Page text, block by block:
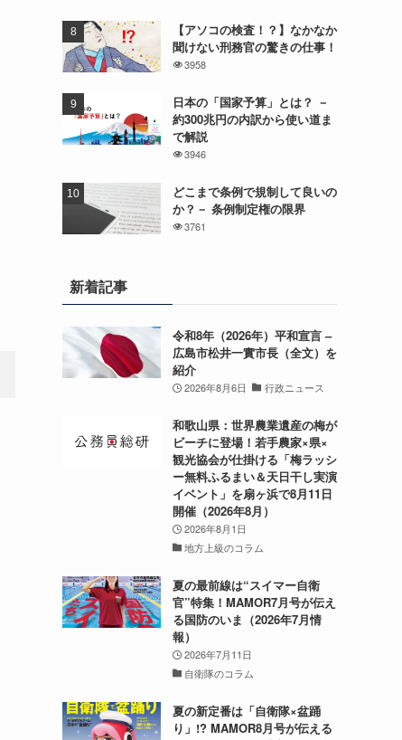
【アソコの検査！？】なかなか
聞けない刑務官の驚きの仕事！
3958
日本の「国家予算」とは？ －
約300兆円の内訳から使い道ま
で解説
3946
どこまで条例で規制して良いの
か？－ 条例制定権の限界
3761
新着記事
令和8年（2026年）平和宣言 –
広島市松井一實市長（全文）を
紹介
2026年8月6日 行政ニュース
和歌山県：世界農業遺産の梅が
ビーチに登場！若手農家×県×
観光協会が仕掛ける「梅ラッシ
ー無料ふるまい＆天日干し実演
イベント」を扇ヶ浜で8月11日
開催（2026年8月）
2026年8月1日
地方上級のコラム
夏の最前線は“スイマー自衛
官”特集！MAMOR7月号が伝え
る国防のいま（2026年7月情
報）
2026年7月11日
自衛隊のコラム
夏の新定番は「自衛隊×盆踊
り」!? MAMOR8月号が伝える